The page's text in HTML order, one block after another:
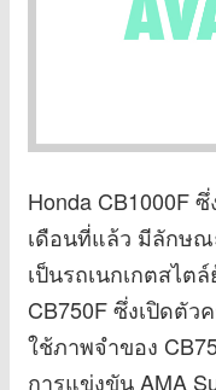
Honda CB1000F
เดือนที่แล้ว มีลักษณ
เป็นรถเนกเกตสไต
CB750F ซึ่งเปิดตั
ใช้ภาพจำของ
การแข่งขัน AMA